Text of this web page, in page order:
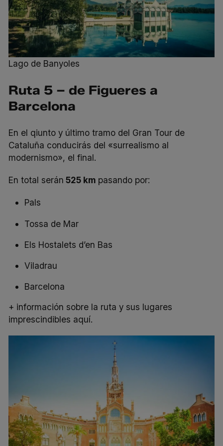
Lago de Banyoles
Ruta 5 – de Figueres a
Barcelona
En el qiunto y último tramo del Gran Tour de
Cataluña conducirás del «surrealismo al
modernismo», el final.
En total serán 525 km pasando por:
Pals
Tossa de Mar
Els Hostalets d’en Bas
Viladrau
Barcelona
+ información sobre la ruta y sus lugares
imprescindibles aquí.